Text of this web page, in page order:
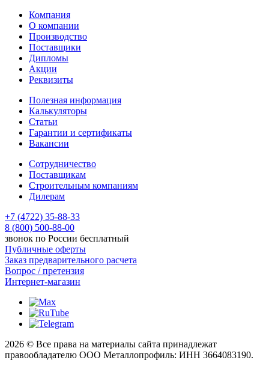
Компания
О компании
Производство
Поставщики
Дипломы
Акции
Реквизиты
Полезная информация
Калькуляторы
Статьи
Гарантии и сертификаты
Вакансии
Сотрудничество
Поставщикам
Строительным компаниям
Дилерам
+7 (4722) 35-88-33
8 (800) 500-88-00
звонок по России бесплатный
Публичные оферты
Заказ предварительного расчета
Вопрос / претензия
Интернет-магазин
2026 © Все права на материалы сайта принадлежат
правообладателю ООО Металлопрофиль: ИНН 3664083190.